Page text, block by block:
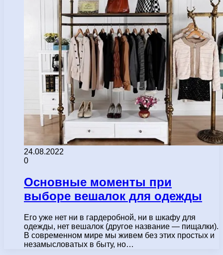
24.08.2022
0
Основные моменты при
выборе вешалок для одежды
Его уже нет ни в гардеробной, ни в шкафу для
одежды, нет вешалок (другое название — пищалки).
В современном мире мы живем без этих простых и
незамысловатых в быту, но…